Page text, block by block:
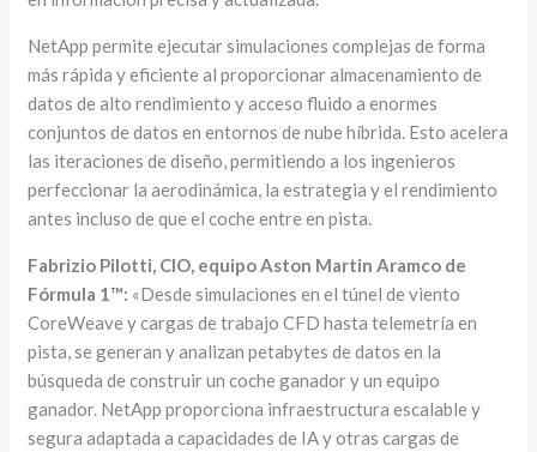
NetApp permite ejecutar simulaciones complejas de forma
más rápida y eficiente al proporcionar almacenamiento de
datos de alto rendimiento y acceso fluido a enormes
conjuntos de datos en entornos de nube híbrida. Esto acelera
las iteraciones de diseño, permitiendo a los ingenieros
perfeccionar la aerodinámica, la estrategia y el rendimiento
antes incluso de que el coche entre en pista.
Fabrizio Pilotti, CIO, equipo Aston Martin Aramco de
Fórmula 1™: «Desde simulaciones en el túnel de viento
CoreWeave y cargas de trabajo CFD hasta telemetría en
pista, se generan y analizan petabytes de datos en la
búsqueda de construir un coche ganador y un equipo
ganador. NetApp proporciona infraestructura escalable y
segura adaptada a capacidades de IA y otras cargas de